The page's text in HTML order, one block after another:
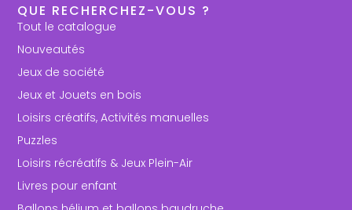
QUE RECHERCHEZ-VOUS ?
Tout le catalogue
Nouveautés
Jeux de société
Jeux et Jouets en bois
Loisirs créatifs, Activités manuelles
Puzzles
Loisirs récréatifs & Jeux Plein-Air
Livres pour enfant